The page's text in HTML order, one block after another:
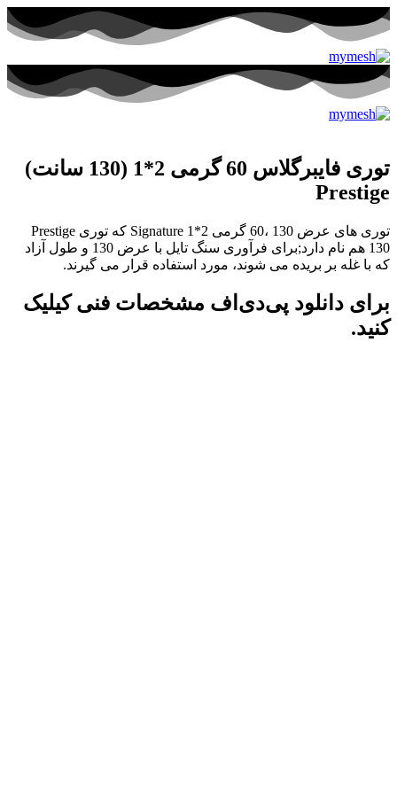
توری فایبرگلاس 60 گرمی 2*1 (130 سانت)
Prestige
توری های عرض 130 ،60 گرمی 2*1 Signature که توری Prestige
130 هم نام دارد;برای فرآوری سنگ تایل با عرض 130 و طول آزاد
که با غله بر بریده می شوند، مورد استفاده قرار می گیرند.
برای دانلود پی‌دی‌اف مشخصات فنی کیلیک
کنید.